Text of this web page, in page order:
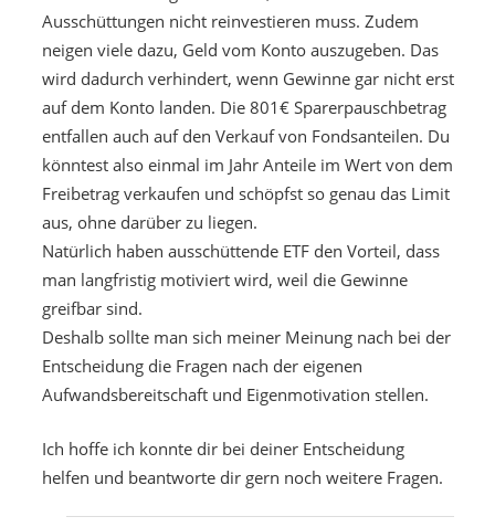
Ausschüttungen nicht reinvestieren muss. Zudem
neigen viele dazu, Geld vom Konto auszugeben. Das
wird dadurch verhindert, wenn Gewinne gar nicht erst
auf dem Konto landen. Die 801€ Sparerpauschbetrag
entfallen auch auf den Verkauf von Fondsanteilen. Du
könntest also einmal im Jahr Anteile im Wert von dem
Freibetrag verkaufen und schöpfst so genau das Limit
aus, ohne darüber zu liegen.
Natürlich haben ausschüttende ETF den Vorteil, dass
man langfristig motiviert wird, weil die Gewinne
greifbar sind.
Deshalb sollte man sich meiner Meinung nach bei der
Entscheidung die Fragen nach der eigenen
Aufwandsbereitschaft und Eigenmotivation stellen.
Ich hoffe ich konnte dir bei deiner Entscheidung
helfen und beantworte dir gern noch weitere Fragen.